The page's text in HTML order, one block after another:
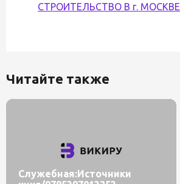
СТРОИТЕЛЬСТВО В г. МОСКВЕ
Читайте также
Служебная:Источники